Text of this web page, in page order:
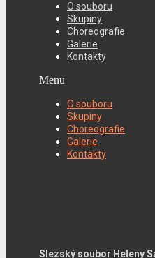
O souboru
Skupiny
Choreografie
Galerie
Kontakty
Menu
O souboru
Skupiny
Choreografie
Galerie
Kontakty
Slezský soubor Heleny